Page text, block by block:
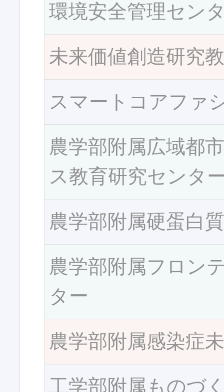
環境安全管理セン
未来価値創造研究
スマートコアファ
農学部附属広域都
ス教育研究センタ
農学部附属硬蛋白
農学部附属フロン
ター
農学部附属感染症
工学部附属ものづ